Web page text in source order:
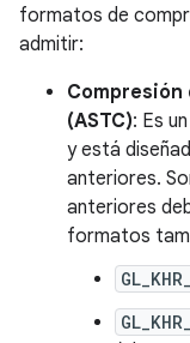
formatos de
admitir:
(ASTC): Es
y está
anteriores.
anteriores
formatos